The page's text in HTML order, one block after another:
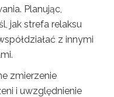
Planując,
jak strefa relaksu
z innymi
zmierzenie
i uwzględnienie